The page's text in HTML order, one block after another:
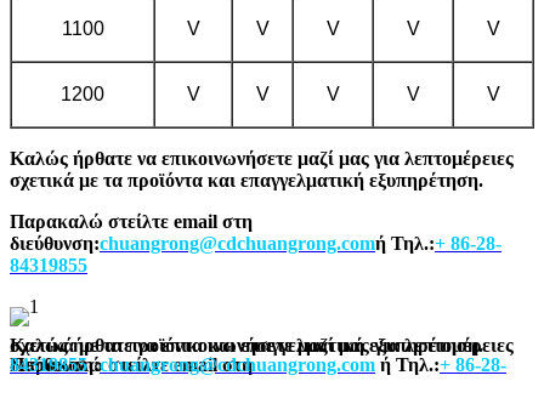
1100 V V V V V
1200 V V V V V
Καλώς ήρθατε να επικοινωνήσετε μαζί μας για λεπτομέρειες
σχετικά με τα προϊόντα και επαγγελματική εξυπηρέτηση.
Παρακαλώ στείλτε email στη
διεύθυνση:chuangrong@cdchuangrong.comή Τηλ.:+ 86-28-
84319855
Καλώς ήρθατε να επικοινωνήσετε μαζί μας για λεπτομέρειες σχετικά με τα προϊόντα και επαγγελματική εξυπηρέτηση.
Παρακαλώ στείλτε email στη διεύθυνση:chuangrong@cdchuangrong.com ή Τηλ.:
+ 86-28-84319855